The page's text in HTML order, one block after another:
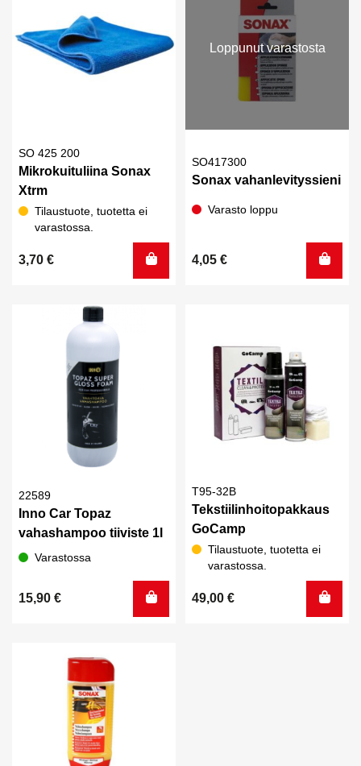
SO 425 200
Mikrokuituliina Sonax
Xtrm
Tilaustuote, tuotetta ei
varastossa.
3,70 €
Loppunut varastosta
SO417300
Sonax vahanlevityssieni
Varasto loppu
4,05 €
22589
Inno Car Topaz
vahashampoo tiiviste 1l
Varastossa
15,90 €
T95-32B
Tekstiilinhoitopakkaus
GoCamp
Tilaustuote, tuotetta ei
varastossa.
49,00 €